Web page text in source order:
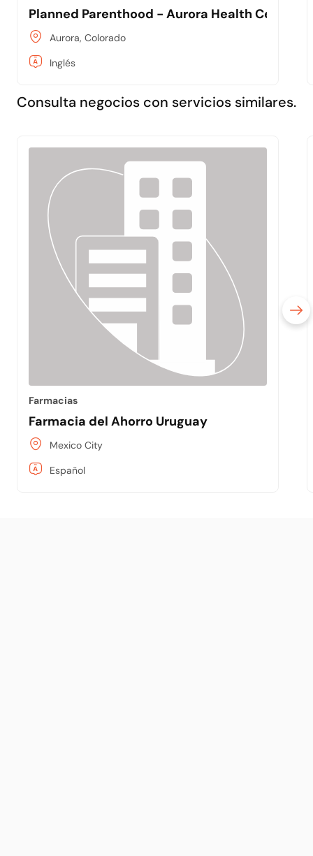
Planned Parenthood - Aurora Health Center
Aurora, Colorado
Inglés
Consulta negocios con servicios similares.
Farmacias
Farmacia del Ahorro Uruguay
Mexico City
Español